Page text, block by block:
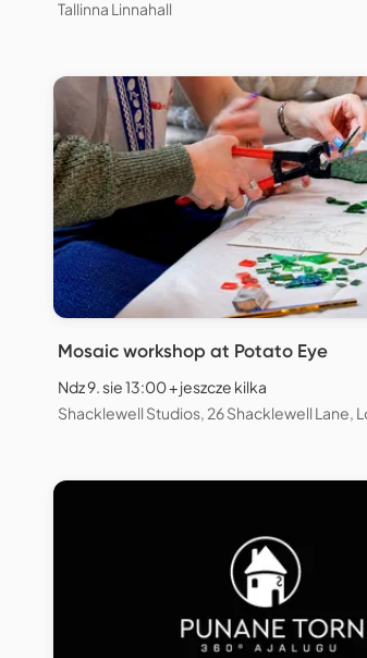
Tallinna Linnahall
Mosaic workshop at Potato Eye
Ndz 9. sie 13:00 + jeszcze kilka
Shacklewell Studios, 26 Shacklewell Lane,